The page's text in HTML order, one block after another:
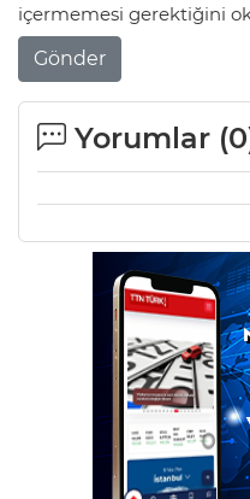
içermemesi gerektiğini
Gönder
Yorumlar (0